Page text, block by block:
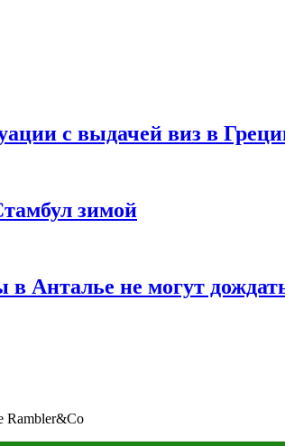
с выдачей виз в
зимой
Анталье не могут
Rambler&Co